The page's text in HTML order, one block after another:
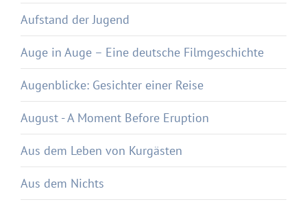
Aufstand der Jugend
Auge in Auge – Eine deutsche Filmgeschichte
Augenblicke: Gesichter einer Reise
August - A Moment Before Eruption
Aus dem Leben von Kurgästen
Aus dem Nichts